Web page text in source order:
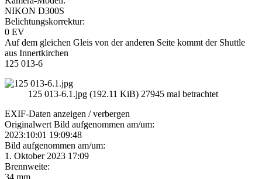
NIKON D300S
Belichtungskorrektur:
0 EV
Auf dem gleichen Gleis von der anderen Seite kommt der Shuttle
aus Innertkirchen
125 013-6
125 013-6.1.jpg (192.11 KiB) 27945 mal betrachtet
EXIF-Daten anzeigen / verbergen
Originalwert Bild aufgenommen am/um:
2023:10:01 19:09:48
Bild aufgenommen am/um:
1. Oktober 2023 17:09
Brennweite:
34 mm